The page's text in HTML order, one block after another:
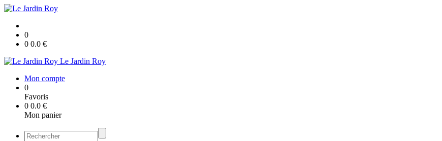
0
0 0.0 €
Le Jardin Roy
Mon compte
0
Favoris
0 0.0 €
Mon panier